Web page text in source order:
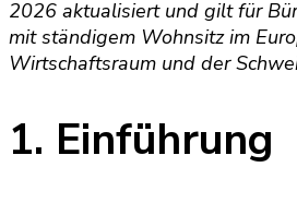
2026 aktualisiert und gilt für
mit ständigem Wohnsitz im
Wirtschaftsraum und der
1. Einführung